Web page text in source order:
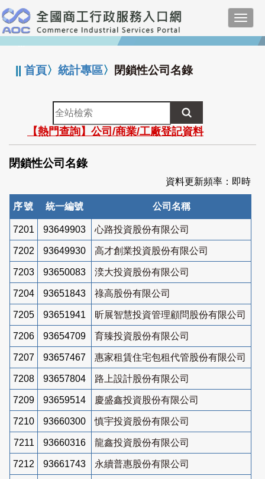
跳
到
主
要
:::
||首頁〉統計專區〉 閉鎖性公司名錄
全
站
檢
索
【熱門查詢】公司/商業/工廠登記資料
閉鎖性公司名錄
資料更新頻率：即時
序號 統一編號 公司名稱
7201 93649903 心路投資股份有限公司
7202 93649930 高才創業投資股份有限公司
7203 93650083 湙大投資股份有限公司
7204 93651843 祿高股份有限公司
7205 93651941 昕展智慧投資管理顧問股份有限公司
7206 93654709 育臻投資股份有限公司
7207 93657467 惠家租賃住宅包租代管股份有限公司
7208 93657804 路上設計股份有限公司
7209 93659514 慶盛鑫投資股份有限公司
7210 93660300 慎宇投資股份有限公司
7211 93660316 龍鑫投資股份有限公司
7212 93661743 永續普惠股份有限公司